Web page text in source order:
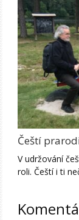
Čeští
V udržování
roli. Čeští i ti